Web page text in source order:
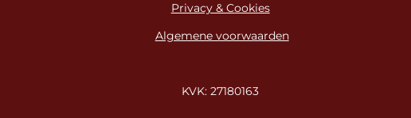
Privacy & Cookies
Algemene voorwaarden
KVK: 27180163